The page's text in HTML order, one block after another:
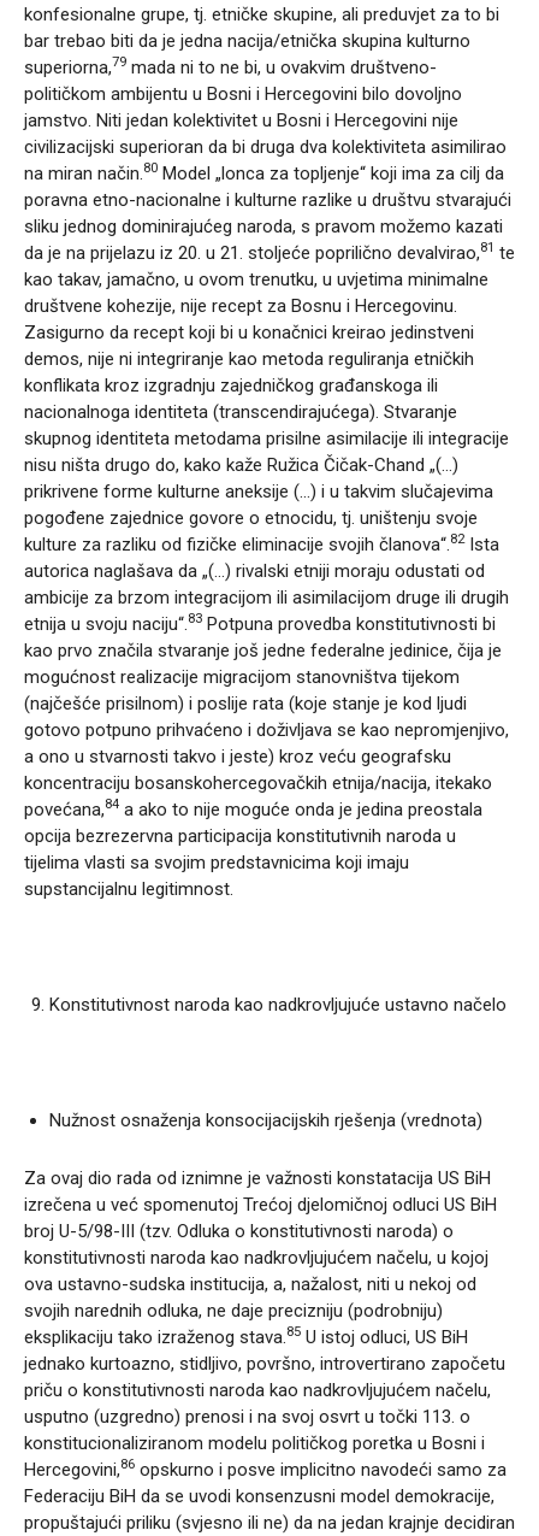
konfesionalne grupe, tj. etničke skupine, ali preduvjet za to bi
bar trebao biti da je jedna nacija/etnička skupina kulturno
superiorna,79 mada ni to ne bi, u ovakvim društveno-
političkom ambijentu u Bosni i Hercegovini bilo dovoljno
jamstvo. Niti jedan kolektivitet u Bosni i Hercegovini nije
civilizacijski superioran da bi druga dva kolektiviteta asimilirao
na miran način. 80 Model „lonca za topljenje“ koji ima za cilj da
poravna etno-nacionalne i kulturne razlike u društvu stvarajući
sliku jednog dominirajućeg naroda, s pravom možemo kazati
da je na prijelazu iz 20. u 21. stoljeće poprilično devalvirao,81 te
kao takav, jamačno, u ovom trenutku, u uvjetima minimalne
društvene kohezije, nije recept za Bosnu i Hercegovinu.
Zasigurno da recept koji bi u konačnici kreirao jedinstveni
demos, nije ni integriranje kao metoda reguliranja etničkih
konflikata kroz izgradnju zajedničkog građanskoga ili
nacionalnoga identiteta (transcendirajućega). Stvaranje
skupnog identiteta metodama prisilne asimilacije ili integracije
nisu ništa drugo do, kako kaže Ružica Čičak-Chand „(…)
prikrivene forme kulturne aneksije (…) i u takvim slučajevima
pogođene zajednice govore o etnocidu, tj. uništenju svoje
kulture za razliku od fizičke eliminacije svojih članova“. 82Ista
autorica naglašava da „(…) rivalski etniji moraju odustati od
ambicije za brzom integracijom ili asimilacijom druge ili drugih
etnija u svoju naciju“. 83 Potpuna provedba konstitutivnosti bi
kao prvo značila stvaranje još jedne federalne jedinice, čija je
mogućnost realizacije migracijom stanovništva tijekom
(najčešće prisilnom) i poslije rata (koje stanje je kod ljudi
gotovo potpuno prihvaćeno i doživljava se kao nepromjenjivo,
a ono u stvarnosti takvo i jeste) kroz veću geografsku
koncentraciju bosanskohercegovačkih etnija/nacija, itekako
povećana,84 a ako to nije moguće onda je jedina preostala
opcija bezrezervna participacija konstitutivnih naroda u
tijelima vlasti sa svojim predstavnicima koji imaju
supstancijalnu legitimnost.
Konstitutivnost naroda kao nadkrovljujuće ustavno načelo
Nužnost osnaženja konsocijacijskih rješenja (vrednota)
Za ovaj dio rada od iznimne je važnosti konstatacija US BiH
izrečena u već spomenutoj Trećoj djelomičnoj odluci US BiH
broj U-5/98-III (tzv. Odluka o konstitutivnosti naroda) o
konstitutivnosti naroda kao nadkrovljujućem načelu, u kojoj
ova ustavno-sudska institucija, a, nažalost, niti u nekoj od
svojih narednih odluka, ne daje precizniju (podrobniju)
eksplikaciju tako izraženog stava. 85 U istoj odluci, US BiH
jednako kurtoazno, stidljivo, površno, introvertirano započetu
priču o konstitutivnosti naroda kao nadkrovljujućem načelu,
usputno (uzgredno) prenosi i na svoj osvrt u točki 113. o
konstitucionaliziranom modelu političkog poretka u Bosni i
Hercegovini,86 opskurno i posve implicitno navodeći samo za
Federaciju BiH da se uvodi konsenzusni model demokracije,
propuštajući priliku (svjesno ili ne) da na jedan krajnje decidiran